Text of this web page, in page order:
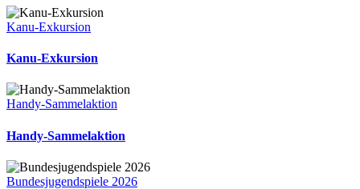
Kanu-Exkursion
Kanu-Exkursion
Handy-Sammelaktion
Handy-Sammelaktion
Bundesjugendspiele 2026